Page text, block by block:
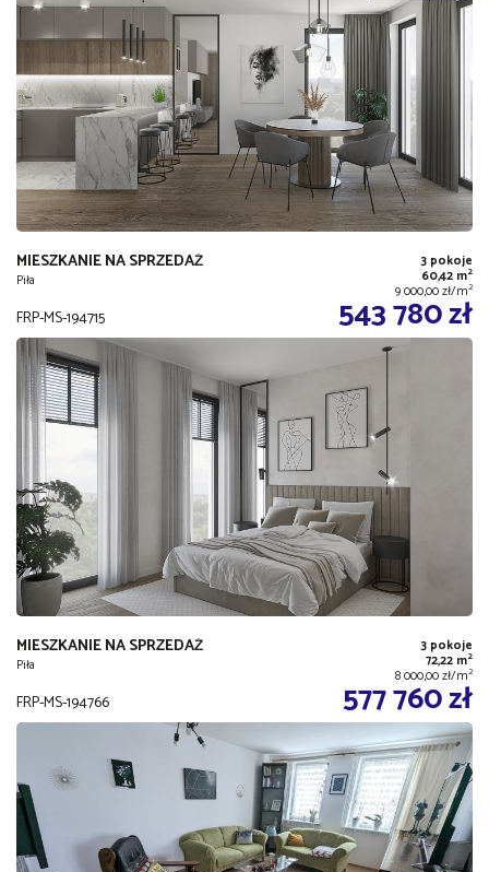
MIESZKANIE NA SPRZEDAŻ
Piła
3 pokoje
60,42 m2
9 000,00 zł/m2
FRP-MS-194715 543 780 zł
MIESZKANIE NA SPRZEDAŻ
Piła
3 pokoje
72,22 m2
8 000,00 zł/m2
FRP-MS-194766 577 760 zł